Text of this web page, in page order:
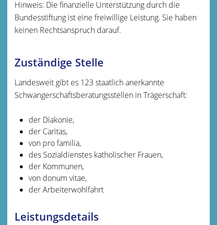
Hinweis: Die finanzielle Unterstützung durch die
Bundesstiftung ist eine freiwillige Leistung. Sie haben
keinen Rechtsanspruch darauf.
Zuständige Stelle
Landesweit gibt es 123 staatlich anerkannte
Schwangerschaftsberatungsstellen in Trägerschaft:
der Diakonie,
der Caritas,
von pro familia,
des Sozialdienstes katholischer Frauen,
der Kommunen,
von donum vitae,
der Arbeiterwohlfahrt
Leistungsdetails